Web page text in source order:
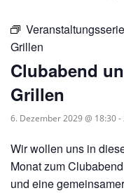
VERANSTALTUNGEN
Grillen
Clubabend
Grillen
6. Dezember 2029 @ 18:30-
Wir wollen uns in
Monat zum
und eine